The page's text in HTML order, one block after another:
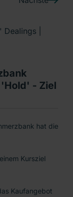
|
- Ziel
hat die
Kursziel
Kaufangebot